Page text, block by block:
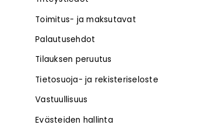
Toimitus- ja maksutavat
Palautusehdot
Tilauksen peruutus
Tietosuoja- ja rekisteriseloste
Vastuullisuus
Evästeiden hallinta